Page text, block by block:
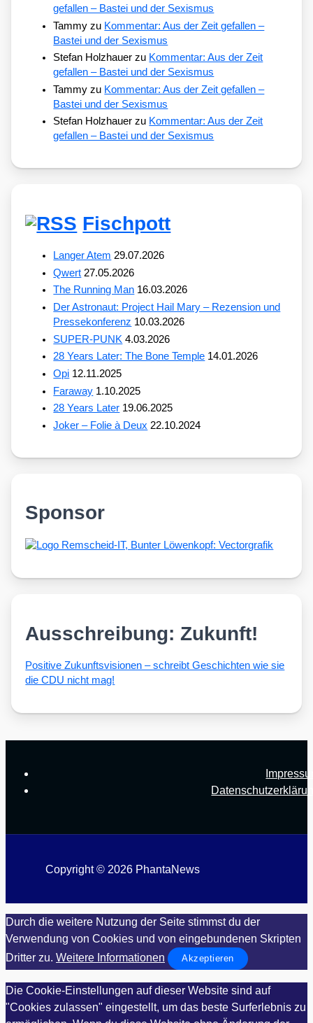
gefallen – Bastei und der Sexismus
Tammy zu Kommentar: Aus der Zeit gefallen –
Bastei und der Sexismus
Stefan Holzhauer zu Kommentar: Aus der Zeit
gefallen – Bastei und der Sexismus
Tammy zu Kommentar: Aus der Zeit gefallen –
Bastei und der Sexismus
Stefan Holzhauer zu Kommentar: Aus der Zeit
gefallen – Bastei und der Sexismus
Fischpott
Langer Atem 29.07.2026
Qwert 27.05.2026
The Running Man 16.03.2026
Der Astronaut: Project Hail Mary – Rezension und
Pressekonferenz 10.03.2026
SUPER-PUNK 4.03.2026
28 Years Later: The Bone Temple 14.01.2026
Opi 12.11.2025
Faraway 1.10.2025
28 Years Later 19.06.2025
Joker – Folie à Deux 22.10.2024
Sponsor
Ausschreibung: Zukunft!
Posi­ti­ve Zukunfts­vi­sio­nen – schreibt Geschich­ten wie sie
die CDU nicht mag!
Copyright © 2026 PhantaNews
Durch die weitere Nutzung der Seite stimmst du der
Verwendung von Cookies und von eingebundenen Skripten
Dritter zu. Weitere Informationen Akzeptieren
Die Cookie-Einstellungen auf dieser Website sind auf
"Cookies zulassen" eingestellt, um das beste Surferlebnis zu